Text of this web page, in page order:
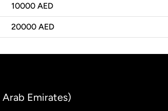
10000 AED
20000 AED
Emirates)